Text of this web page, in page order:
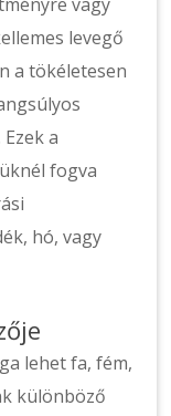
levegő
a tökéletesen
a
fogva
hó, vagy
lehet fa, fém,
különböző